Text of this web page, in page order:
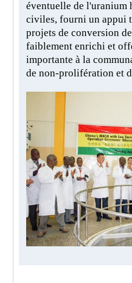
éventuelle de l'uranium
civiles, fourni un appui
projets de conversion
faiblement enrichi et
importante à la
de non-prolifération et